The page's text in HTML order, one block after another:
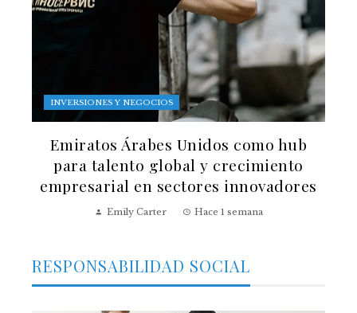
INVERSIONES Y NEGOCIOS
Emiratos Árabes Unidos como hub
para talento global y crecimiento
empresarial en sectores innovadores
Emily Carter Hace 1 semana
RESPONSABILIDAD SOCIAL